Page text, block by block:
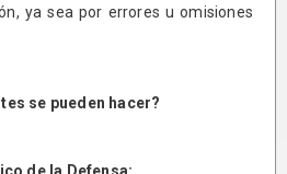
ya sea por errores u omisiones
se pueden hacer?